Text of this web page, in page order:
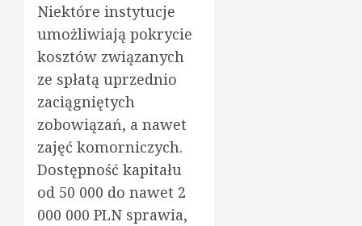
Niektóre instytucje
umożliwiają pokrycie
kosztów związanych
ze spłatą uprzednio
zaciągniętych
zobowiązań, a nawet
zajęć komorniczych.
Dostępność kapitału
od 50 000 do nawet 2
000 000 PLN sprawia,